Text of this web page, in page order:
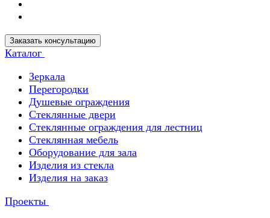
Заказать консультацию
Каталог
Зеркала
Перегородки
Душевые ограждения
Стеклянные двери
Стеклянные ограждения для лестниц
Стеклянная мебель
Оборудование для зала
Изделия из стекла
Изделия на заказ
Проекты